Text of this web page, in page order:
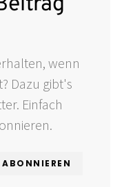
wenn
Dazu gibt's
Einfach
ABONNIEREN